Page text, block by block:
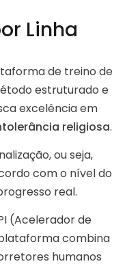
Linha
de treino de
estruturado e
excelência em
religiosa.
ou seja,
com o nível do
real.
(Acelerador de
combina
humanos